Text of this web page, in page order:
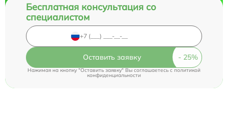
Бесплатная консультация со
специалистом
Оставить заявку
Нажимая на кнопку "Оставить заявку" Вы соглашаетесь cполитикой
конфиденциальности